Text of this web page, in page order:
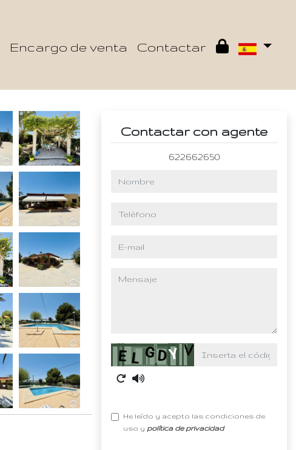
Encargo de venta Contactar
Contactar con agente
622662650
nombre
teléfono
e-mail
mensaje
Captcha
He leído y acepto las condiciones de
uso y política de privacidad